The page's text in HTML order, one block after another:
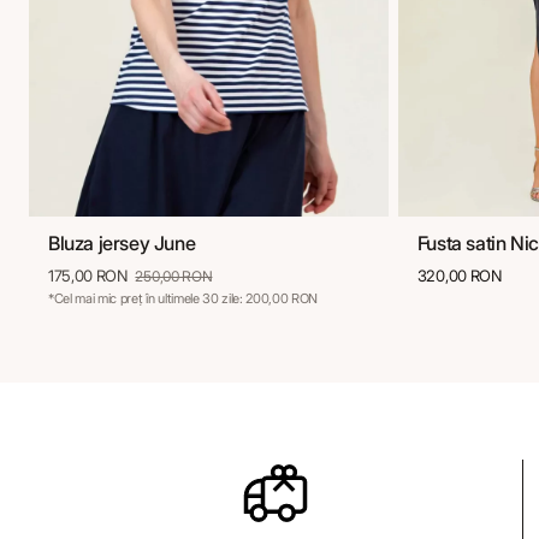
36 38 40
Bluza jersey June
175,00 RON 250,00 RON
*Cel mai mic preț în ultimele 30 zile: 200,00 RON
36
Fusta satin
320,00 RON